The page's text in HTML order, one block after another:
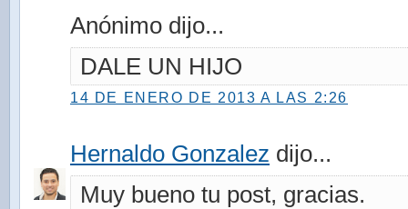
Anónimo dijo...
DALE UN HIJO
14 DE ENERO DE 2013 A LAS 2:26
Hernaldo Gonzalez dijo...
Muy bueno tu post, gracias.